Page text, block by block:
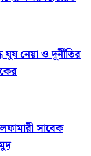
ঘুষ নেয়া ও দূর্নীতির
সাবেক